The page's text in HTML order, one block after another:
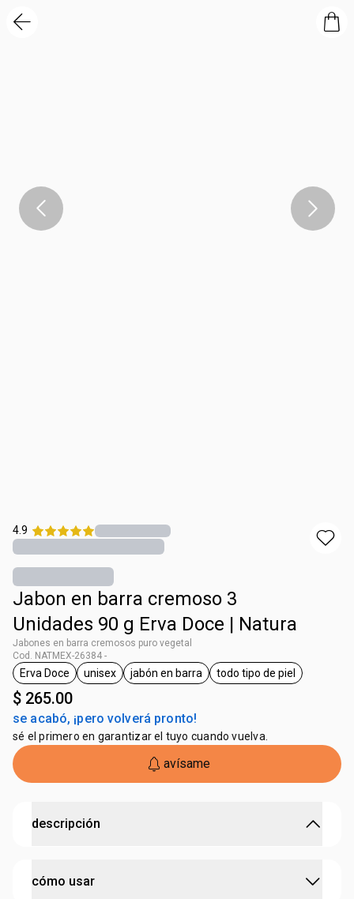
4.9
Jabon en barra cremoso 3
Unidades 90 g Erva Doce | Natura
Jabones en barra cremosos puro vegetal
Cod. NATMEX-26384 -
etiqueta Erva Doce
Erva Doce
etiqueta unisex
unisex
etiqueta jabón en barra
jabón en barra
etiqueta todo tipo
todo tipo de piel
$ 265.00
se acabó, ¡pero volverá pronto!
sé el primero en garantizar el tuyo cuando vuelva.
avísame
descripción
su capa protectora un 75% más rápido.
cómo usar